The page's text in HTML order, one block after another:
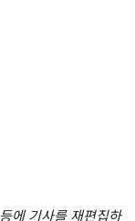
에 기사를 재편집하